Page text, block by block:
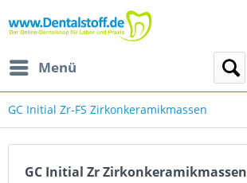
Menü
GC Initial Zr-FS Zirkonkeramikmassen
GC Initial Zr Zirkonkeramikmassen